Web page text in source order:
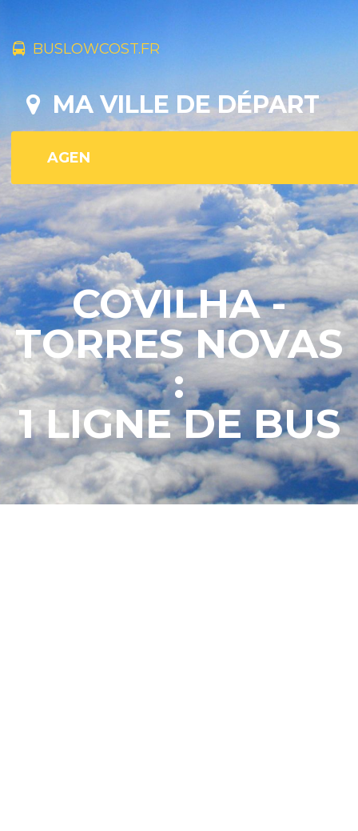
BUSLOWCOST.FR
MA VILLE DE DÉPART
COVILHA -
TORRES NOVAS
:
1 LIGNE DE BUS